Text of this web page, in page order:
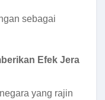
sebagai
Efek Jera
yang rajin